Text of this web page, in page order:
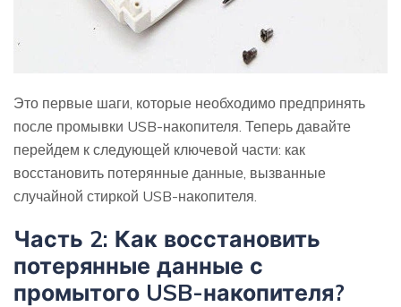
Это первые шаги, которые необходимо предпринять
после промывки USB-накопителя. Теперь давайте
перейдем к следующей ключевой части: как
восстановить потерянные данные, вызванные
случайной стиркой USB-накопителя.
Часть 2: Как восстановить
потерянные данные с
промытого USB-накопителя?